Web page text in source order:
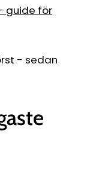
guide för
- sedan